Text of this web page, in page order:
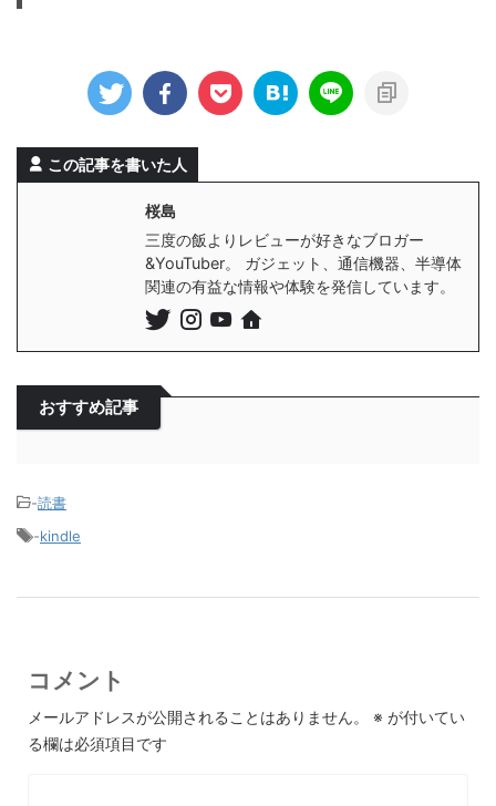
この記事を書いた人
桜島
三度の飯よりレビューが好きなブロガー
&YouTuber。 ガジェット、通信機器、半導体
関連の有益な情報や体験を発信しています。
おすすめ記事
-読書
-kindle
コメント
メールアドレスが公開されることはありません。 ※ が付いてい
る欄は必須項目です